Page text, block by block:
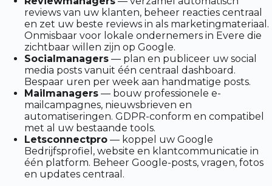
reviews van uw klanten, beheer reacties centraal
en zet uw beste reviews in als marketingmateriaal.
Onmisbaar voor lokale ondernemers in Evere die
zichtbaar willen zijn op Google.
Socialmanagers — plan en publiceer uw social
media posts vanuit één centraal dashboard.
Bespaar uren per week aan handmatige posts.
Mailmanagers — bouw professionele e-
mailcampagnes, nieuwsbrieven en
automatiseringen. GDPR-conform en compatibel
met al uw bestaande tools.
Letsconnectpro — koppel uw Google
Bedrijfsprofiel, website en klantcommunicatie in
één platform. Beheer Google-posts, vragen, fotos
en updates centraal.